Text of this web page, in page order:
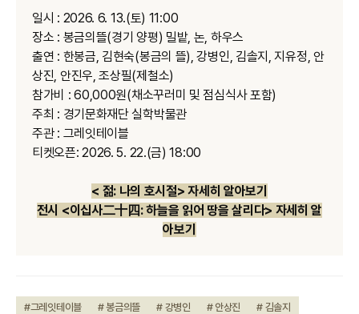
일시 : 2026. 6. 13.(토) 11:00
장소 : 봉금의뜰(경기 양평) 밀밭, 논 하우스
출연 : 한봉금 김현숙(봉금의 뜰),강병인 김솔지 ,지유정 안
상진 안진우 ,조상필(제철소)
참가비 : 60,000원(채소꾸러미 및 점심식사 포함)
주최 : 경기문화재단 실학박물관
주관 : 그레잇테이블
티켓오픈: 2026. 5. 22.(금) 18:00
< 젊: 나의 호시절> 자세히 알아보기
전시 <이십사二十四: 하늘을 읽어 땅을 살리다> 자세히 알
아보기
#그레잇테이블 # 봉금의뜰 # 강병인 # 안상진
# 김솔지